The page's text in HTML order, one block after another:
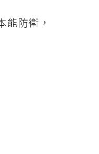
能防衛，